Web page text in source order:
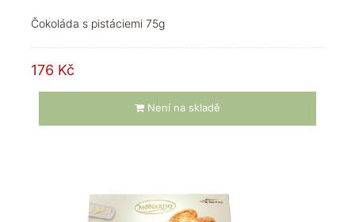
Čokoláda s pistáciemi 75g
176 Kč
Není na skladě